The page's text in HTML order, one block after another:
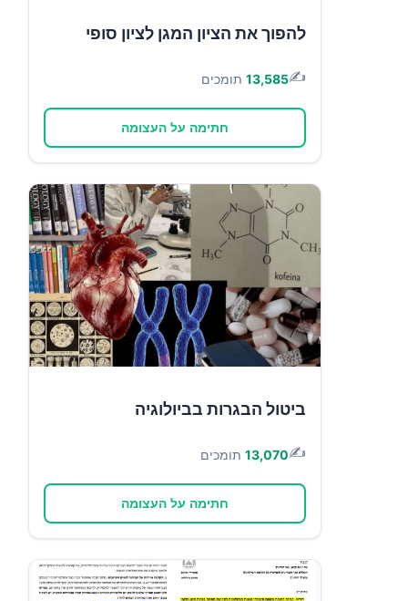
להפוך את הציון המגן לציון סופי
✍️
13,585 תומכים
חתימה על העצומה
ביטול הבגרות בביולוגיה
✍️
13,070 תומכים
חתימה על העצומה